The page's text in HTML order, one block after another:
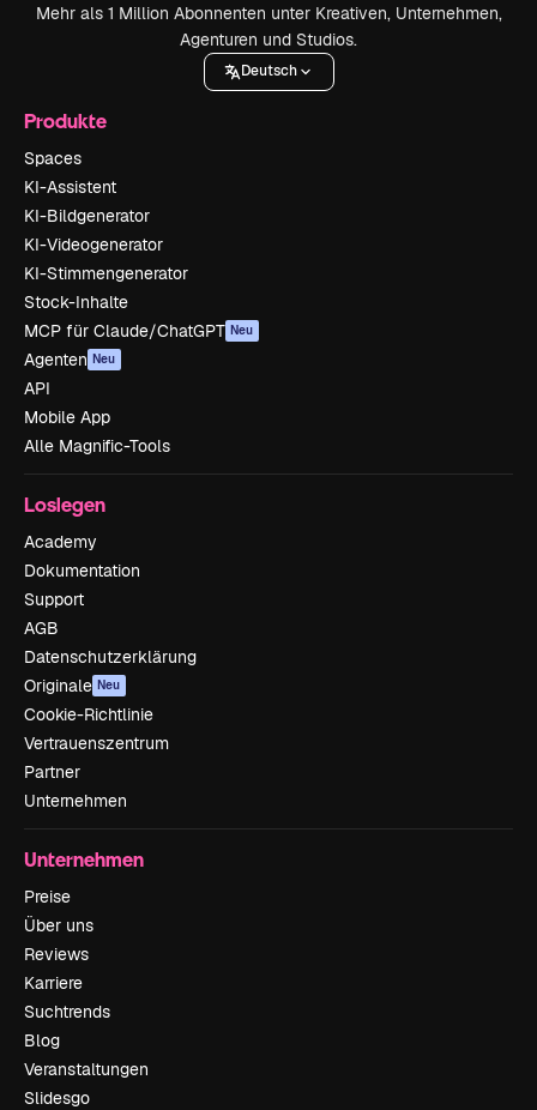
Mehr als 1 Million Abonnenten unter Kreativen, Unternehmen,
Agenturen und Studios.
Deutsch
Produkte
Spaces
KI-Assistent
KI-Bildgenerator
KI-Videogenerator
KI-Stimmengenerator
Stock-Inhalte
MCP für Claude/ChatGPT Neu
Agenten Neu
API
Mobile App
Alle Magnific-Tools
Loslegen
Academy
Dokumentation
Support
AGB
Datenschutzerklärung
Originale Neu
Cookie-Richtlinie
Vertrauenszentrum
Partner
Unternehmen
Unternehmen
Preise
Über uns
Reviews
Karriere
Suchtrends
Blog
Veranstaltungen
Slidesgo